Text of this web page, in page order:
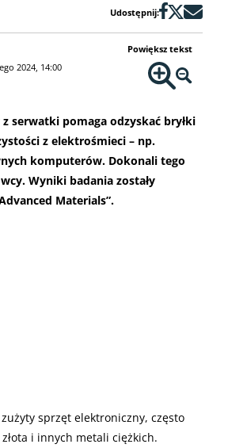
Udostępnij:
2024, 14:00
Powiększ tekst
serwatki pomaga odzyskać bryłki
z elektrośmieci – np.
komputerów. Dokonali tego
Wyniki badania zostały
Materials”.
sprzęt elektroniczny, często
i innych metali ciężkich.